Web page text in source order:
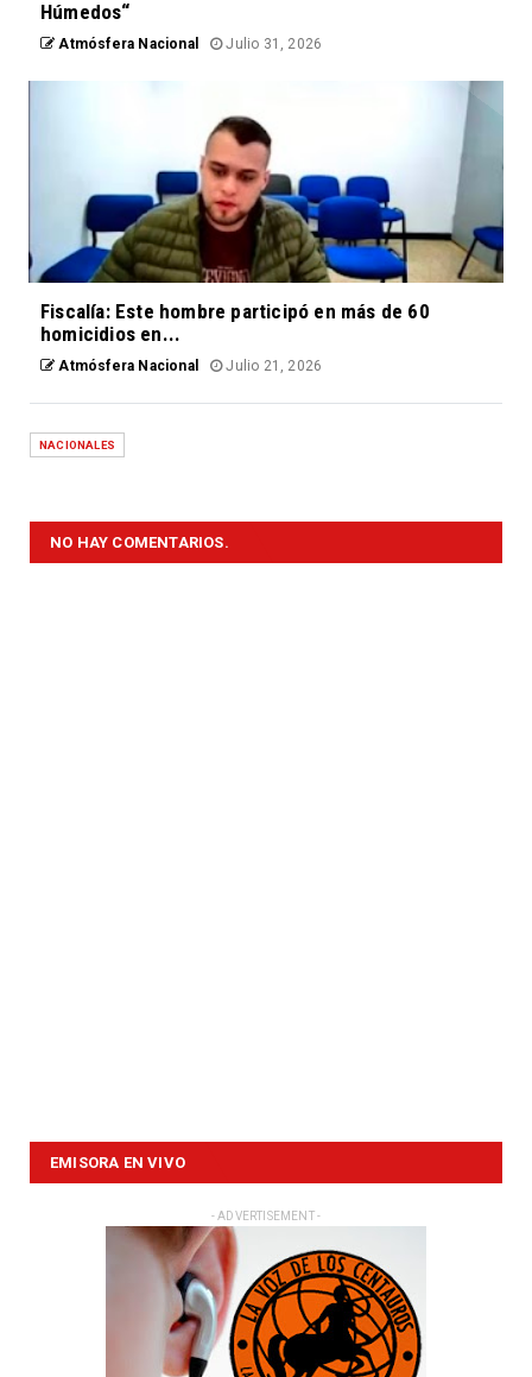
Húmedos“
Atmósfera Nacional Julio 31, 2026
Fiscalía: Este hombre participó en más de 60
homicidios en...
Atmósfera Nacional Julio 21, 2026
NACIONALES
NO HAY COMENTARIOS.
EMISORA EN VIVO
- ADVERTISEMENT -